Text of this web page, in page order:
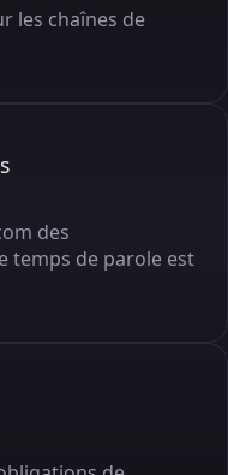
les chaînes de
des
temps de parole est